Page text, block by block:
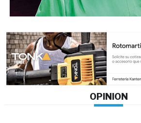
OPINION